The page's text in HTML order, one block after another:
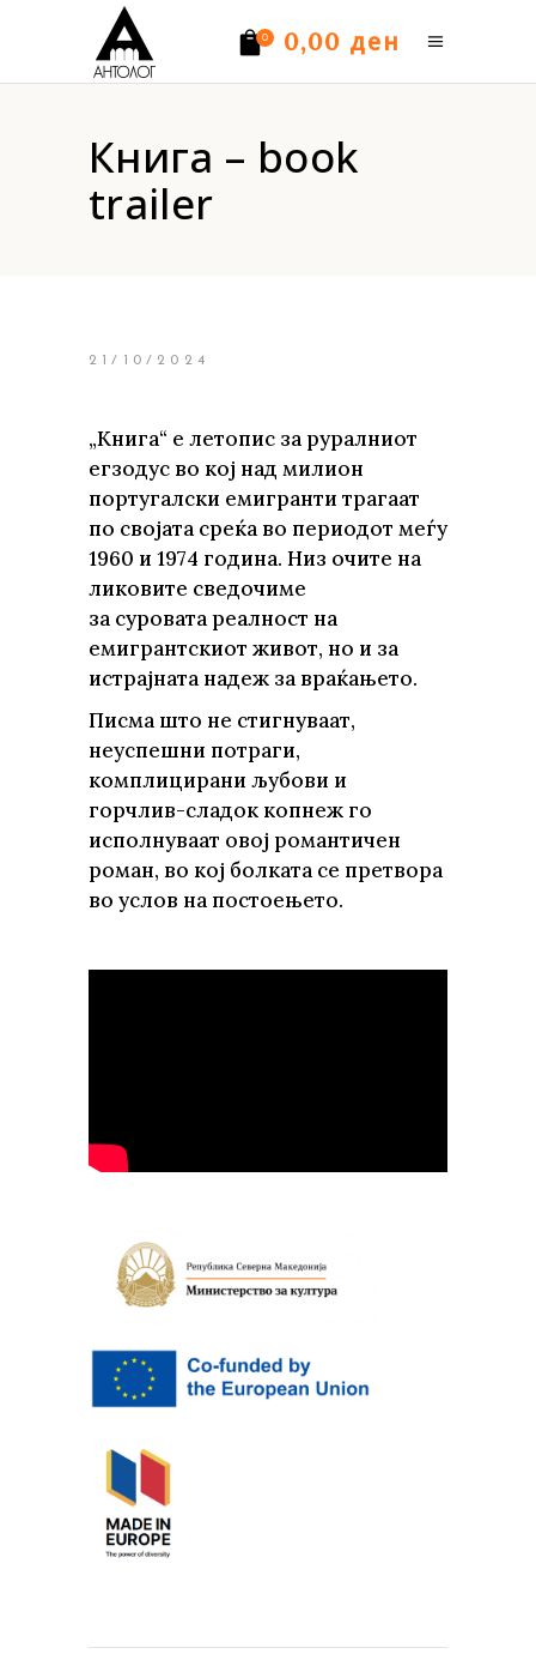
0 0,00 ден
Книга – book
trailer
21/10/2024
„Книга“ е летопис за руралниот
егзодус во кој над милион
португалски емигранти трагаат
по својата среќа во периодот меѓу
1960 и 1974 година. Низ очите на
ликовите сведочиме
за суровата реалност на
емигрантскиот живот, но и за
истрајната надеж за враќањето.
Писма што не стигнуваат,
неуспешни потраги,
комплицирани љубови и
горчлив-сладок копнеж го
исполнуваат овој романтичен
роман, во кој болката се претвора
во услов на постоењето.